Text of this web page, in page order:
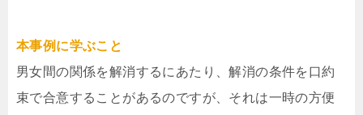
本事例に学ぶこと
男女間の関係を解消するにあたり、解消の条件を口約
束で合意することがあるのですが、それは一時の方便